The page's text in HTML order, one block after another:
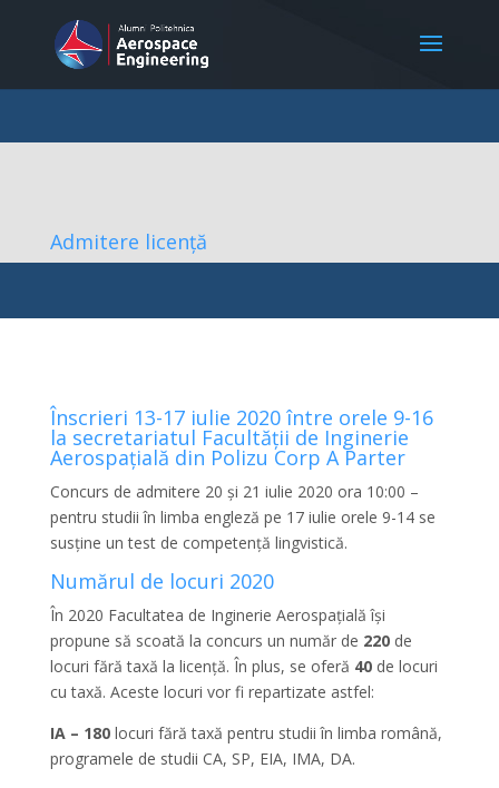
Admitere licență
Înscrieri 13-17 iulie 2020 între orele 9-16
la secretariatul Facultății de Inginerie
Aerospațială din Polizu Corp A Parter
Concurs de admitere 20 și 21 iulie 2020 ora 10:00 –
pentru studii în limba engleză pe 17 iulie orele 9-14 se
susține un test de competență lingvistică.
Numărul de locuri 2020
În 2020 Facultatea de Inginerie Aerospațială își
propune să scoată la concurs un număr de 220de
locuri fără taxă la licență. În plus, se oferă 40de locuri
cu taxă. Aceste locuri vor fi repartizate astfel:
IA – 180locuri fără taxă pentru studii în limba română,
programele de studii CA, SP, EIA, IMA, DA.